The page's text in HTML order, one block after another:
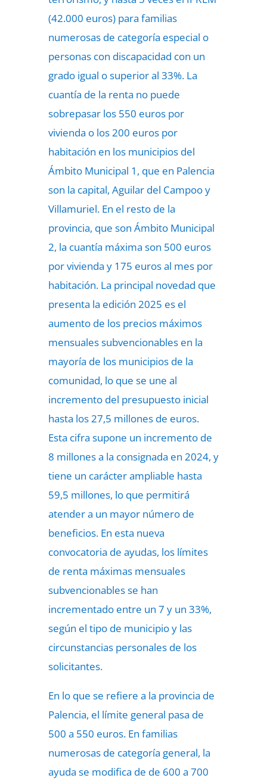
(42.000 euros) para familias
numerosas de categoría especial o
personas con discapacidad con un
grado igual o superior al 33%. La
cuantía de la renta no puede
sobrepasar los 550 euros por
vivienda o los 200 euros por
habitación en los municipios del
Ámbito Municipal 1, que en Palencia
son la capital, Aguilar del Campoo y
Villamuriel. En el resto de la
provincia, que son Ámbito Municipal
2, la cuantía máxima son 500 euros
por vivienda y 175 euros al mes por
habitación. La principal novedad que
presenta la edición 2025 es el
aumento de los precios máximos
mensuales subvencionables en la
mayoría de los municipios de la
comunidad, lo que se une al
incremento del presupuesto inicial
hasta los 27,5 millones de euros.
Esta cifra supone un incremento de
8 millones a la consignada en 2024, y
tiene un carácter ampliable hasta
59,5 millones, lo que permitirá
atender a un mayor número de
beneficios. En esta nueva
convocatoria de ayudas, los límites
de renta máximas mensuales
subvencionables se han
incrementado entre un 7 y un 33%,
según el tipo de municipio y las
circunstancias personales de los
solicitantes.
En lo que se refiere a la provincia de
Palencia, el límite general pasa de
500 a 550 euros. En familias
numerosas de categoría general, la
ayuda se modifica de de 600 a 700